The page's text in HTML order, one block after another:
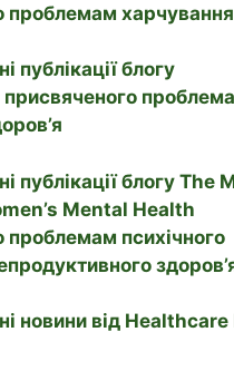
проблемам харчування
публікації блогу
публікації блогу The
Mental Health
проблемам психічного
новини від Healthcare